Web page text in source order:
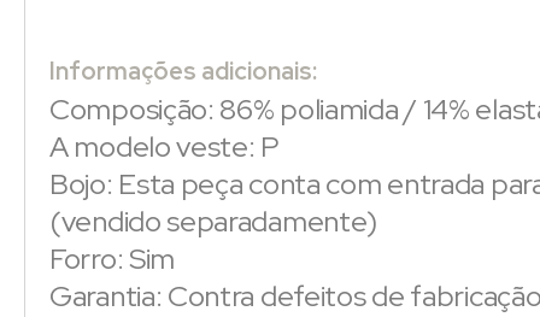
Informações adicionais:
Composição: 86% poliamida / 14%
A modelo veste: P
Bojo: Esta peça conta com entrada
(vendido separadamente)
Forro: Sim
Garantia: Contra defeitos de